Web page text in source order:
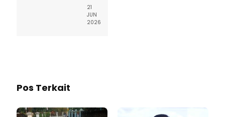
21
JUN
2026
Pos Terkait